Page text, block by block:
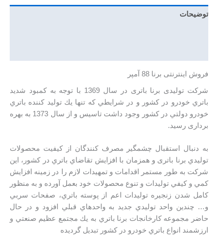
توضیحات
فروش اینترنتی برنا 88 آمپر
شرکت تولیدی برنا باتری در سال 1369 با توجه به كمبود شديد
باتري خودرو در كشور و در شرايطي كه تنها يك توليد كننده باتري
خودرو دولتي در كشور وجود داشت تاسیس و از سال 1373 به بهره
برداری رسید.
به دنبال استقبال چشمگير مصرف كنندگان از كيفيت محصولات
توليدي برنا باتری و همزمان با افزايش تقاضاي باتري در كشور، اين
شرکت به طور مستمر اقدامات و تمهيدات لازم را در زمينه افزايش
كمي و كيفي توليدات و تنوع محصولات خود بعمل آورده و به منظور
كامل شدن زنجيره توليدات اعم از پوسته باتري، صفحات سربي
و… چندين واحد توليدي جديد به واحدهاي قبلي افزود و در حال
حاضر مجموعه كارخانجات برنا باتري به يك مجتمع عظيم صنعتي و
ارزشمند انواع باتري خودرو در کشور تبديل گرديده